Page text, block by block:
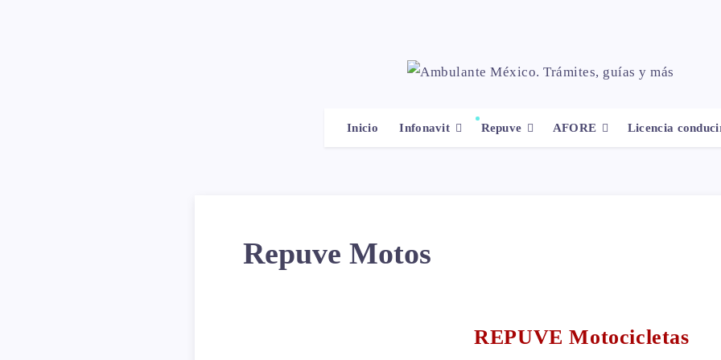
Inicio Infonavit Repuve AFORE Licencia
Repuve Motos
REPUVE Motocicletas